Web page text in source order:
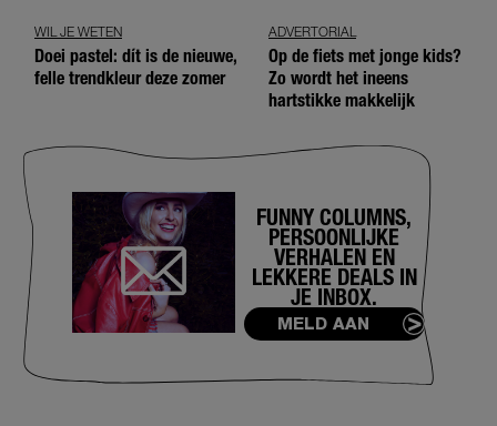
WIL JE WETEN
Doei pastel: dít is de nieuwe,
felle trendkleur deze zomer
ADVERTORIAL
Op de fiets met jonge kids?
Zo wordt het ineens
hartstikke makkelijk
FUNNY COLUMNS,
PERSOONLIJKE
VERHALEN EN
LEKKERE DEALS IN
JE INBOX.
MELD AAN